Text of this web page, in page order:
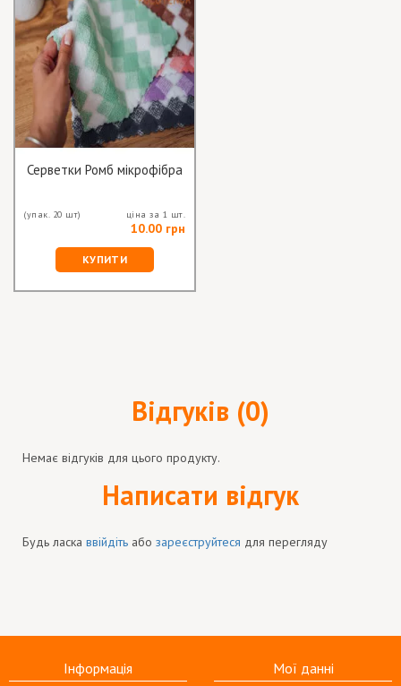
Серветки Ромб мікрофібра
(упак. 20 шт) ціна за 1 шт.
10.00 грн
КУПИТИ
Відгуків (0)
Немає відгуків для цього продукту.
Написати відгук
Будь ласка ввійдіть або зареєструйтеся для перегляду
Інформація Мої данні